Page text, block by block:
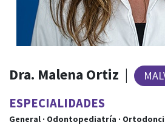
Dra. Malena Ortiz |
ESPECIALIDADES
General · Odontopediatría ·